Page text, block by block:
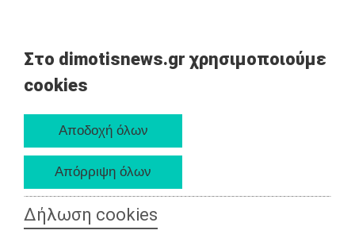
Στο dimotisnews.gr χρησιμοποιούμε
cookies
Δήλωση cookies